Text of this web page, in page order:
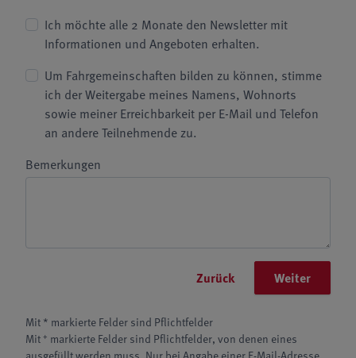
Ich möchte alle 2 Monate den Newsletter mit
Informationen und Angeboten erhalten.
Um Fahrgemeinschaften bilden zu können, stimme
ich der Weitergabe meines Namens, Wohnorts
sowie meiner Erreichbarkeit per E-Mail und Telefon
an andere Teilnehmende zu.
Bemerkungen
Zurück Weiter
Mit * markierte Felder sind Pflichtfelder
Mit+ markierte Felder sind Pflichtfelder, von denen eines